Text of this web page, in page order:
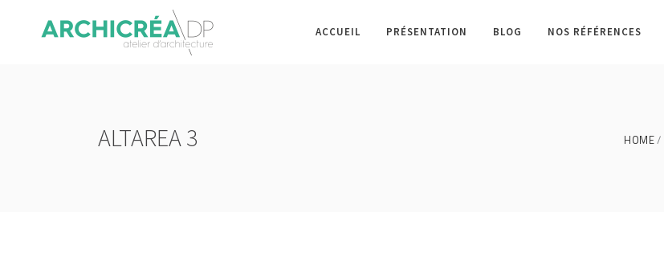
ACCUEIL PRÉSENTATION BLOG NOS RÉFÉRENCES
ALTAREA 3 HOME